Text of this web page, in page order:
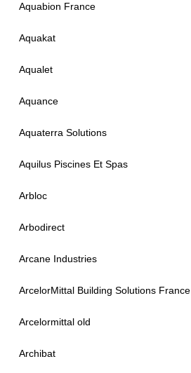
Aquabion France
Aquakat
Aqualet
Aquance
Aquaterra Solutions
Aquilus Piscines Et Spas
Arbloc
Arbodirect
Arcane Industries
ArcelorMittal Building Solutions France
Arcelormittal old
Archibat